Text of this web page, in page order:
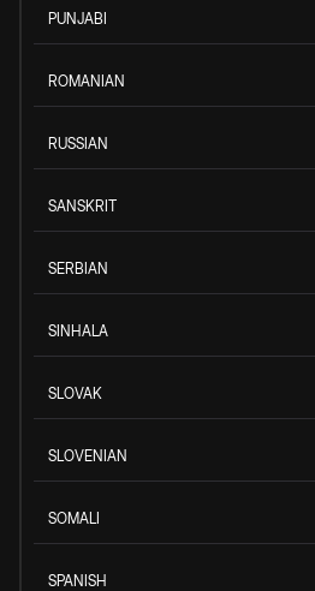
PUNJABI
ROMANIAN
RUSSIAN
SANSKRIT
SERBIAN
SINHALA
SLOVAK
SLOVENIAN
SOMALI
SPANISH